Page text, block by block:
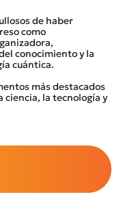
de haber
como
conocimiento y la
cuántica.
más destacados
ciencia, la tecnología y